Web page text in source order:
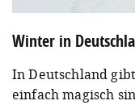
Winter in
In Deutschland
einfach magisch